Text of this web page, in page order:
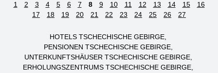
1 2 3 4 5 6 7 8 9 10 11 12 13 14 15
16
17
18 19 20 21 22 23 24 25 26 27
HOTELS TSCHECHISCHE GEBIRGE
PENSIONEN TSCHECHISCHE GEBIRGE
UNTERKUNFTSHÄUSER TSCHECHISCHE GEBIRGE
ERHOLUNGSZENTRUMS TSCHECHISCHE GEBIRGE